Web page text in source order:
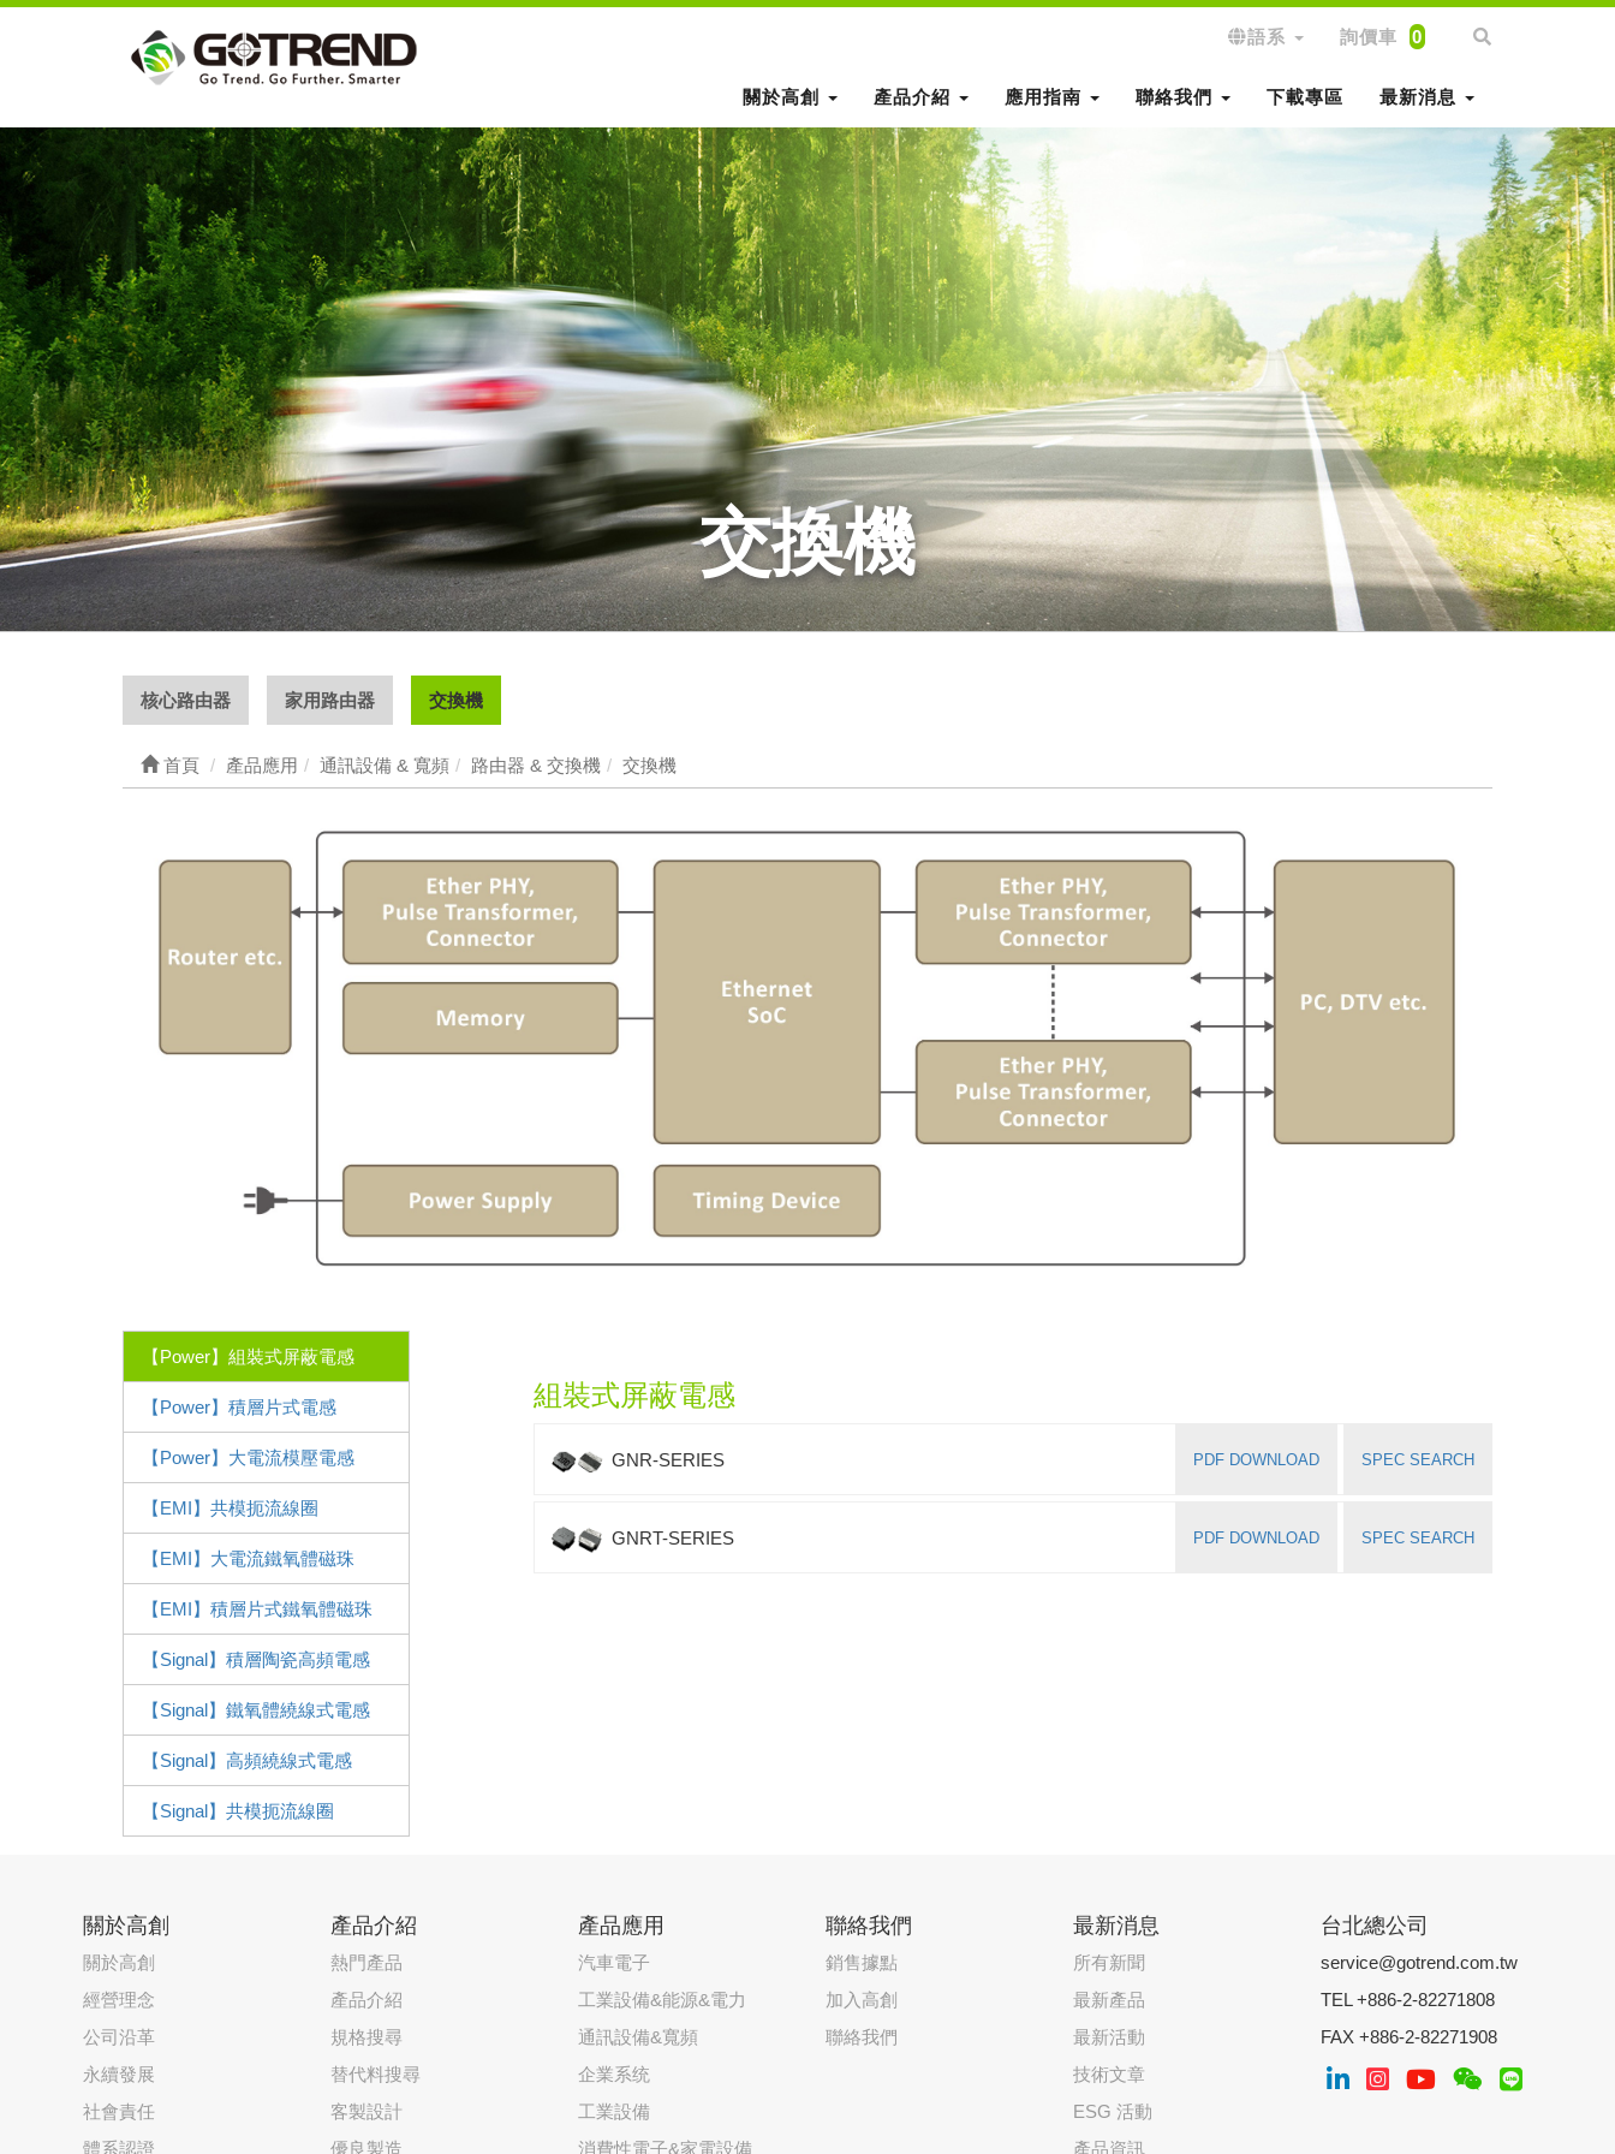
語系 詢價車 0
關於高創 產品介紹 應用指南 聯絡我們 下載專區 最新消息
交換機
核心路由器 家用路由器 交換機
首頁 產品應用 通訊設備 & 寬頻 路由器 & 交換機 交換機
【Power】組裝式屏蔽電感
【Power】積層片式電感
【Power】大電流模壓電感
【EMI】共模扼流線圈
【EMI】大電流鐵氧體磁珠
【EMI】積層片式鐵氧體磁珠
【Signal】積層陶瓷高頻電感
【Signal】鐵氧體繞線式電感
【Signal】高頻繞線式電感
【Signal】共模扼流線圈
組裝式屏蔽電感
GNR-SERIES SPEC SEARCH
PDF DOWNLOAD
GNRT-SERIES SPEC SEARCH
PDF DOWNLOAD
關於高創
關於高創
經營理念
公司沿革
永續發展
社會責任
體系認證
產品介紹
熱門產品
產品介紹
規格搜尋
替代料搜尋
客製設計
優良製造
產品應用
汽車電子
工業設備&能源&電力
通訊設備&寬頻
企業系统
工業設備
消費性電子&家電設備
聯絡我們
銷售據點
加入高創
聯絡我們
最新消息
所有新聞
最新產品
最新活動
技術文章
ESG 活動
產品資訊
台北總公司
service@gotrend.com.tw
TEL +886-2-82271808
FAX +886-2-82271908